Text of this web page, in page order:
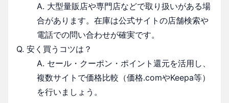
A. 大型量販店や専門店などで取り扱いがある場
合があります。在庫は公式サイトの店舗検索や
電話での問い合わせが確実です。
Q. 安く買うコツは？
A. セール・クーポン・ポイント還元を活用し、
複数サイトで価格比較（価格.comやKeepa等）
を行いましょう。